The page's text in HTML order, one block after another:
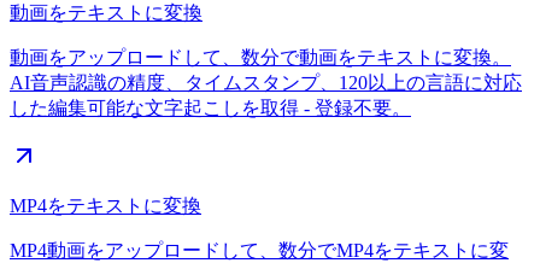
動画をテキストに変換
動画をアップロードして、数分で動画をテキストに変換。
AI音声認識の精度、タイムスタンプ、120以上の言語に対応
した編集可能な文字起こしを取得 - 登録不要。
MP4をテキストに変換
MP4動画をアップロードして、数分でMP4をテキストに変